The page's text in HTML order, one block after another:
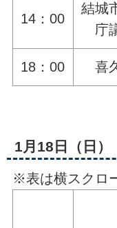
14：00
結城
庁
18：00 喜
1月18日（日）
※表は横スクロ